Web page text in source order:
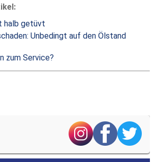
halb getüvt
Unbedingt auf den Ölstand
zum Service?